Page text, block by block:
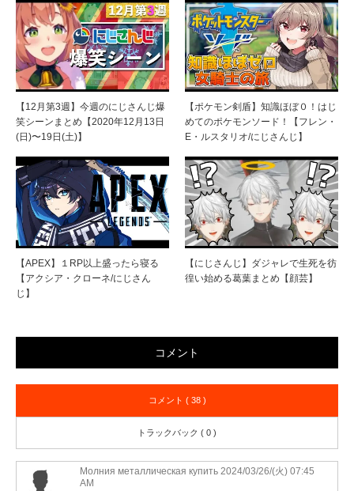
【12月第3週】今週のにじさんじ爆
笑シーンまとめ【2020年12月13日
(日)〜19日(土)】
【ポケモン剣盾】知識ほぼ０！はじ
めてのポケモンソード！【フレン・
E・ルスタリオ/にじさんじ】
【APEX】１RP以上盛ったら寝る
【アクシア・クローネ/にじさん
じ】
【にじさんじ】ダジャレで生死を彷
徨い始める葛葉まとめ【顔芸】
コメント
コメント ( 38 )
トラックバック ( 0 )
Молния металлическая купить 2024/03/26/(火) 07:45
AM